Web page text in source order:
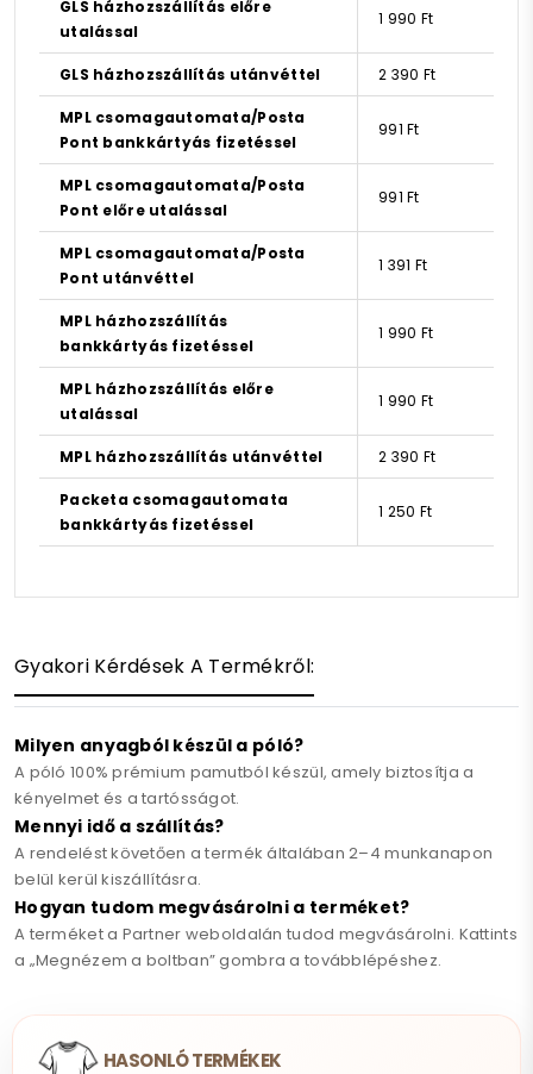
GLS házhozszállítás előre
utalással
1 990 Ft
GLS házhozszállítás utánvéttel 2 390 Ft
MPL csomagautomata/Posta
Pont bankkártyás fizetéssel
991 Ft
MPL csomagautomata/Posta
Pont előre utalással
991 Ft
MPL csomagautomata/Posta
Pont utánvéttel
1 391 Ft
MPL házhozszállítás
bankkártyás fizetéssel
1 990 Ft
MPL házhozszállítás előre
utalással
1 990 Ft
MPL házhozszállítás utánvéttel 2 390 Ft
Packeta csomagautomata
bankkártyás fizetéssel
1 250 Ft
Gyakori Kérdések A Termékről:
Milyen anyagból készül a póló?
A póló 100% prémium pamutból készül, amely biztosítja a
kényelmet és a tartósságot.
Mennyi idő a szállítás?
A rendelést követően a termék általában 2–4 munkanapon
belül kerül kiszállításra.
Hogyan tudom megvásárolni a terméket?
A terméket a Partner weboldalán tudod megvásárolni. Kattints
a „Megnézem a boltban” gombra a továbblépéshez.
HASONLÓ TERMÉKEK